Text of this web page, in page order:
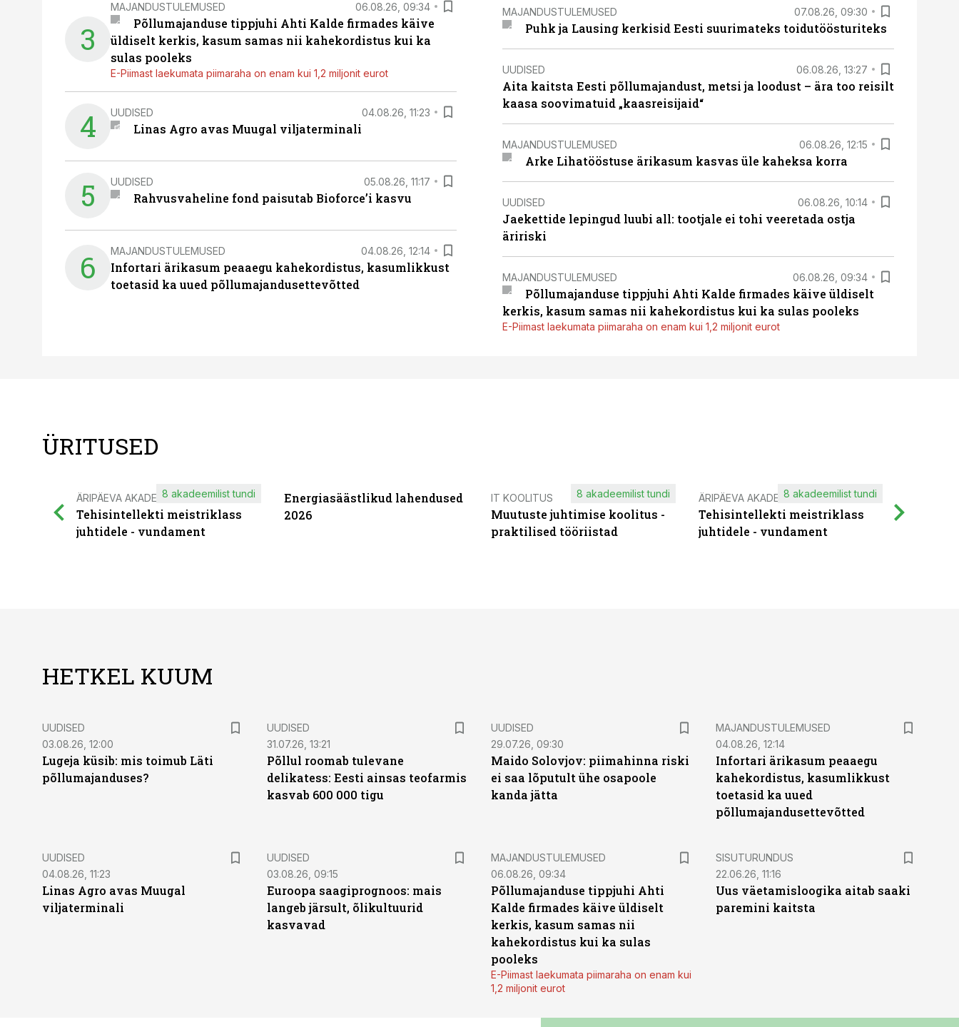
3
MAJANDUSTULEMUSED 06.08.26, 09:34
Põllumajanduse tippjuhi Ahti Kalde firmades käive
üldiselt kerkis, kasum samas nii kahekordistus kui ka
sulas pooleks
E-Piimast laekumata piimaraha on enam kui 1,2 miljonit eurot
4 UUDISED 04.08.26, 11:23
Linas Agro avas Muugal viljaterminali
5 UUDISED 05.08.26, 11:17
Rahvusvaheline fond paisutab Bioforce’i kasvu
6 MAJANDUSTULEMUSED 04.08.26, 12:14
Infortari ärikasum peaaegu kahekordistus, kasumlikkust
toetasid ka uued põllumajandusettevõtted
MAJANDUSTULEMUSED 07.08.26, 09:30
Puhk ja Lausing kerkisid Eesti suurimateks toidutöösturiteks
UUDISED 06.08.26, 13:27
Aita kaitsta Eesti põllumajandust, metsi ja loodust – ära too reisilt
kaasa soovimatuid „kaasreisijaid“
MAJANDUSTULEMUSED 06.08.26, 12:15
Arke Lihatööstuse ärikasum kasvas üle kaheksa korra
UUDISED 06.08.26, 10:14
Jaekettide lepingud luubi all: tootjale ei tohi veeretada ostja
äririski
MAJANDUSTULEMUSED 06.08.26, 09:34
Põllumajanduse tippjuhi Ahti Kalde firmades käive üldiselt
kerkis, kasum samas nii kahekordistus kui ka sulas pooleks
E-Piimast laekumata piimaraha on enam kui 1,2 miljonit eurot
ÜRITUSED
ÄRIPÄEVA AKADEEMIA
Tehisintellekti meistriklass
juhtidele - vundament
8 akadeemilist tundi
Energiasäästlikud lahendused
2026
IT KOOLITUS
Muutuste juhtimise koolitus -
praktilised tööriistad
8 akadeemilist tundi ÄRIPÄEVA AKADEEMIA
Tehisintellekti meistriklass
juhtidele - vundament
8 akadeemilist tundi
HETKEL KUUM
UUDISED
03.08.26, 12:00
Lugeja küsib: mis toimub Läti
põllumajanduses?
UUDISED
31.07.26, 13:21
Põllul roomab tulevane
delikatess: Eesti ainsas teofarmis
kasvab 600 000 tigu
UUDISED
29.07.26, 09:30
Maido Solovjov: piimahinna riski
ei saa lõputult ühe osapoole
kanda jätta
MAJANDUSTULEMUSED
04.08.26, 12:14
Infortari ärikasum peaaegu
kahekordistus, kasumlikkust
toetasid ka uued
põllumajandusettevõtted
UUDISED
04.08.26, 11:23
Linas Agro avas Muugal
viljaterminali
UUDISED
03.08.26, 09:15
Euroopa saagiprognoos: mais
langeb järsult, õlikultuurid
kasvavad
MAJANDUSTULEMUSED
06.08.26, 09:34
Põllumajanduse tippjuhi Ahti
Kalde firmades käive üldiselt
kerkis, kasum samas nii
kahekordistus kui ka sulas
pooleks
E-Piimast laekumata piimaraha on enam kui
1,2 miljonit eurot
ST
SISUTURUNDUS
22.06.26, 11:16
Uus väetamisloogika aitab saaki
paremini kaitsta